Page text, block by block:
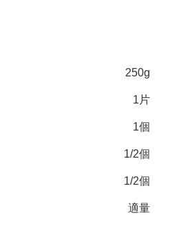
250g
1片
1個
1/2個
1/2個
適量